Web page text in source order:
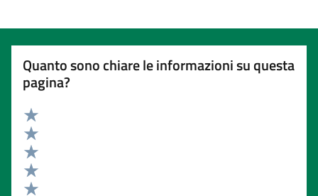
Quanto sono chiare le informazioni su questa
pagina?
Valuta 5 stelle su 5
Valuta 4 stelle su 5
Valuta 3 stelle su 5
Valuta 2 stelle su 5